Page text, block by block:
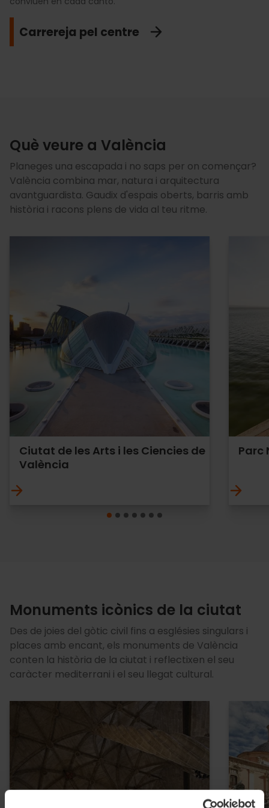
Carrereja pel centre
Recórrec el Túria
Relaxa't a la mar
Explora L'Albufera
Què veure a València
Planeges una escapada i no saps per on començar?
València combina mar, natura i arquitectura
avantguardista. Gaudix d'espais oberts, barris amb
història i racons plens de vida al teu ritme.
Ciutat de les Arts i les Ciencies de
València
Parc
Monuments icònics de la ciutat
Des de joies del gòtic civil fins a esglésies singulars i
places amb encant, els monuments de València
conten la història de la ciutat i reflectixen el seu
caràcter mediterrani i el seu llegat cultural.